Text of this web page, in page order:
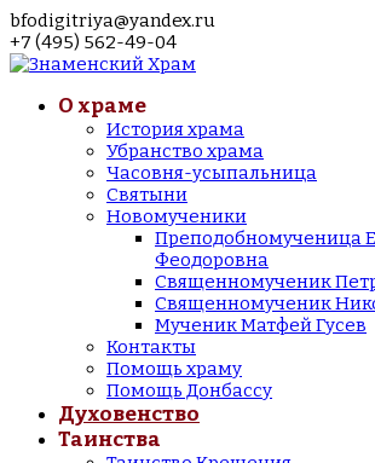
bfodigitriya@yandex.ru
+7 (495) 562-49-04
О храме
История храма
Убранство храма
Часовня-усыпальница
Святыни
Новомученики
Преподобномученица
Феодоровна
Священномученик
Священномученик
Мученик Матфей Гусев
Контакты
Помощь храму
Помощь Донбассу
Духовенство
Таинства